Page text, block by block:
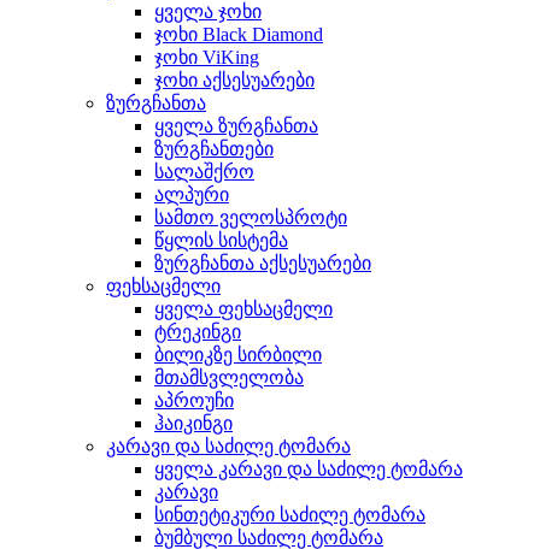
ყველა ჯოხი
ჯოხი Black Diamond
ჯოხი ViKing
ჯოხი აქსესუარები
ზურგჩანთა
ყველა ზურგჩანთა
ზურგჩანთები
სალაშქრო
ალპური
სამთო ველოსპროტი
წყლის სისტემა
ზურგჩანთა აქსესუარები
ფეხსაცმელი
ყველა ფეხსაცმელი
ტრეკინგი
ბილიკზე სირბილი
მთამსვლელობა
აპროუჩი
ჰაიკინგი
კარავი და საძილე ტომარა
ყველა კარავი და საძილე ტომარა
კარავი
სინთეტიკური საძილე ტომარა
ბუმბული საძილე ტომარა